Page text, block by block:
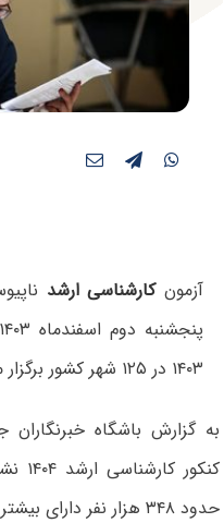
آزمونکارشناسی ارشد
۱۴۰۳ در ۱۲۵ شهر کشور برگزار می شود.
به گزارش باشگاه خبرنگاران
حدود ۳۴۸ هزار نفر دارای بیشترین داوطلب در این آزمون است.